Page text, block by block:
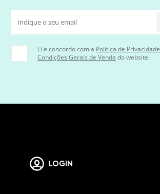
Li e concordo com a Política de Privacidade
Condições Gerais de Venda do website.
LOGIN